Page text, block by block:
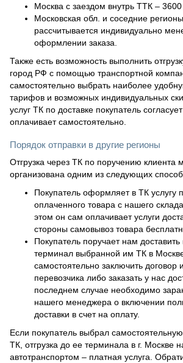
Москва с заездом внутрь ТТК –
Московская обл. и соседние
рассчитывается индивидуально
оформлении заказа.
Также есть возможность выполнить
город РФ с помощью транспортной
самостоятельно выбрать наиболее
тарифов и возможных индивидуальных
услуг ТК по доставке покупатель
оплачивает самостоятельно.
Порядок отправки в другие регионы
Отгрузка через ТК по поручению клиента
организована одним из следующих
Покупатель оформляет в ТК услугу
оплаченного товара с нашего
этом он сам оплачивает услуги
стороны самовывоз товара
Покупатель поручает нам
терминал выбранной им ТК в
самостоятельно заключить договор
перевозчика либо заказать у нас
последнем случае необходимо
нашего менеджера о включении
доставки в счет на оплату.
Если покупатель выбрал
ТК, отгрузка до ее терминала в г. Москве
автотранспортом – платная услуга.